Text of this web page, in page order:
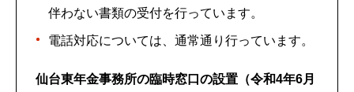
伴わない書類の受付を行っています。
電話対応については、通常通り行っています。
仙台東年金事務所の臨時窓口の設置（令和4年6月